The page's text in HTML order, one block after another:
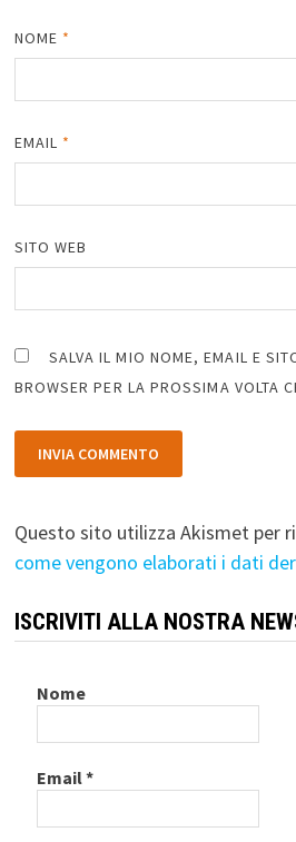
NOME *
EMAIL *
SITO WEB
SALVA IL MIO NOME, EMAIL E
BROWSER PER LA PROSSIMA VOLTA
Questo sito utilizza Akismet per
come vengono elaborati i dati
ISCRIVITI ALLA NOSTRA
Nome
Email*